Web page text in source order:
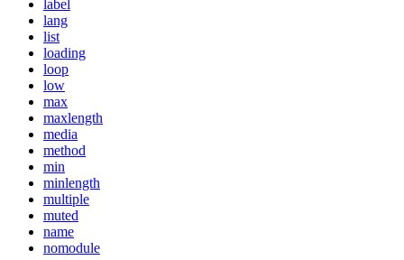
label
lang
list
loading
loop
low
max
maxlength
media
method
min
minlength
multiple
muted
name
nomodule